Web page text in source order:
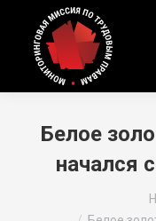
Белое
начался